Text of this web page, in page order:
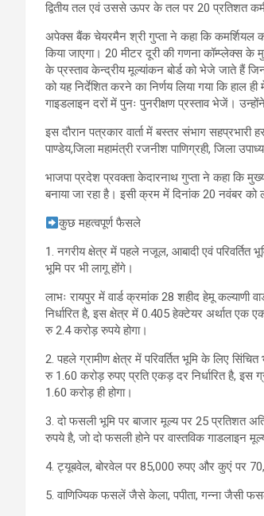
द्वितीय तल एवं उससे ऊपर के तल पर 20 प्रतिशत
अपेक्स बैंक चेयरमैन श्री गुप्ता ने कहा कि कमर्शियल
किया जाएगा। 20 मीटर दूरी की गणना कॉम्प्लेक्स के
के प्रस्ताव केन्द्रीय मूल्यांकन बोर्ड को भेजे जाते हैं
को यह निर्देशित करने का निर्णय लिया गया कि हाल
गाइडलाइन दरों में पुनः पुनरीक्षण प्रस्ताव भेजें।
इस दौरान पत्रकार वार्ता में बस्तर संभाग सहप्रभारी
पाण्डेय,जिला महामंत्री रजनीश पाणिग्रही, जिला
भाजपा प्रदेश प्रवक्ता केदारनाथ गुप्ता ने कहा कि
बनाया जा रहा है। इसी क्रम में दिनांक 20 नवंबर को
कुछ महत्वपूर्ण फैसले
1. नगरीय क्षेत्र में पहले नजूल, आबादी एवं परिवर्तित
भूमि पर भी लागू होंगे।
लाभः रायपुर में वार्ड क्रमांक 28 शहीद हेमू कल्याणी
निर्धारित है, इस क्षेत्र में 0.405 हेक्टेयर अर्थात
रु 2.4 करोड़ रुपये होगा।
2. पहले ग्रामीण क्षेत्र में परिवर्तित भूमि के लिए
रु 1.60 करोड़ रुपए प्रति एकड़ दर निर्धारित है,
1.60 करोड़ ही होगा।
3. दो फसली भूमि पर बाजार मूल्य पर 25 प्रतिशत
रुपये है, जो दो फसली होने पर वास्तविक गाडलाइन
4. ट्यूबवेल, बोरवेल पर 85,000 रुपए और कुएं पर
5. वाणिज्यिक फसलें जैसे केला, पपीता, गन्ना जैसी